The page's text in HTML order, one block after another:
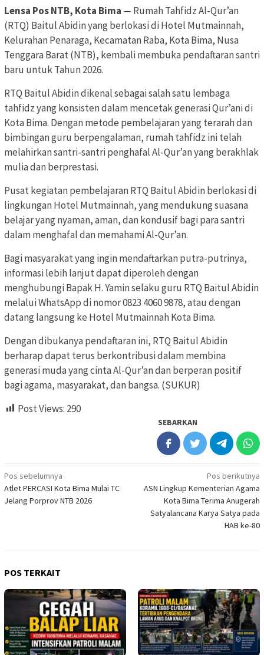
Lensa Pos NTB, Kota Bima — Rumah Tahfidz Al-Qur’an
(RTQ) Baitul Abidin yang berlokasi di Hotel Mutmainnah,
Kelurahan Penaraga, Kecamatan Raba, Kota Bima, Nusa
Tenggara Barat (NTB), kembali membuka pendaftaran santri
baru untuk Tahun 2026.
RTQ Baitul Abidin dikenal sebagai salah satu lembaga
tahfidz yang konsisten dalam mencetak generasi Qur’ani di
Kota Bima. Dengan metode pembelajaran yang terarah dan
bimbingan guru berpengalaman, rumah tahfidz ini telah
melahirkan santri-santri penghafal Al-Qur’an yang berakhlak
mulia dan berprestasi.
Pusat kegiatan pembelajaran RTQ Baitul Abidin berlokasi di
lingkungan Hotel Mutmainnah, yang mendukung suasana
belajar yang nyaman, aman, dan kondusif bagi para santri
dalam menghafal dan memahami Al-Qur’an.
Bagi masyarakat yang ingin mendaftarkan putra-putrinya,
informasi lebih lanjut dapat diperoleh dengan
menghubungi Bapak H. Yamin selaku guru RTQ Baitul Abidin
melalui WhatsApp di nomor 0823 4060 9878, atau dengan
datang langsung ke Hotel Mutmainnah Kota Bima.
Dengan dibukanya pendaftaran ini, RTQ Baitul Abidin
berharap dapat terus berkontribusi dalam membina
generasi muda yang cinta Al-Qur’an dan berperan positif
bagi agama, masyarakat, dan bangsa. (SUKUR)
Post Views: 290
SEBARKAN
Navigasi
pos
Pos sebelumnya
Atlet PERCASI Kota Bima Mulai TC
Jelang Porprov NTB 2026
Pos berikutnya
ASN Lingkup Kementerian Agama
Kota Bima Terima Anugerah
Satyalancana Karya Satya pada
HAB ke-80
POS TERKAIT